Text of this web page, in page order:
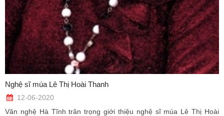
Nghệ sĩ múa Lê Thị Hoài Thanh
12-06-2020
Văn nghệ Hà Tĩnh trân trọng giới thiệu nghệ sĩ múa Lê Thị Hoài